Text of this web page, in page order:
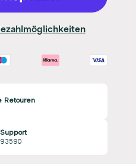
Retouren